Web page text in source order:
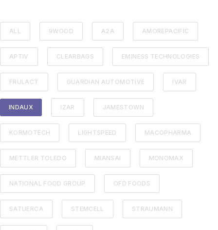
ALL 9WOOD A2A AMOREPACIFIC
APTIV CLEARBAGS EMINESS TECHNOLOGIES
FRULACT GUARDIAN AUTOMOTIVE IVAR
INDAUX IZAR JAMESTOWN
KORMOTECH LIGHTSPEED MACOPHARMA
METTLER TOLEDO MIANSAI MONOMAX
NATIONAL FOOD GROUP OFD FOODS
SATUERCA STEMCELL STRAUMANN